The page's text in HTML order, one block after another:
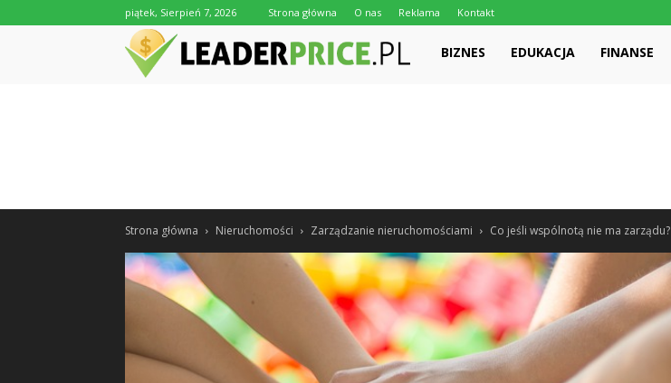
piątek, Sierpień 7, 2026 Strona główna O nas Reklama Kontakt
LEADERPRICE.PL
BIZNES EDUKACJA FINANSE
Strona główna Nieruchomości Zarządzanie nieruchomościami Co jeśli wspólnotą nie ma zarządu?